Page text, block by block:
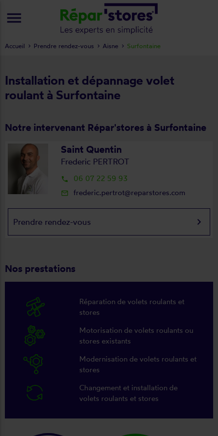
Installation et dépannage volet
roulant à Surfontaine
Notre intervenant Répar'stores à Surfontaine
Saint Quentin
Frederic PERTROT
local_phone 06 07 22 59 93
mail_outline frederic.pertrot@reparstores.com
Prendre rendez-vous keyboard_arrow_right
Nos prestations
Réparation de volets roulants et
stores
Motorisation de volets roulants ou
stores existants
Modernisation de volets roulants et
stores
Changement et installation de
volets roulants et stores
Accueil Prendre rendez-vous Aisne Surfontaine
menu